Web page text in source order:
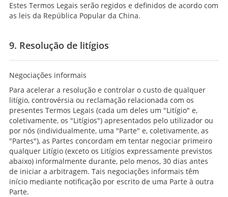
Estes Termos Legais serão regidos e definidos de acordo com
as leis da República Popular da China.
9. Resolução de litígios
Negociações informais
Para acelerar a resolução e controlar o custo de qualquer
litígio, controvérsia ou reclamação relacionada com os
presentes Termos Legais (cada um deles um "Litígio" e,
coletivamente, os "Litígios") apresentados pelo utilizador ou
por nós (individualmente, uma "Parte" e, coletivamente, as
"Partes"), as Partes concordam em tentar negociar primeiro
qualquer Litígio (exceto os Litígios expressamente previstos
abaixo) informalmente durante, pelo menos, 30 dias antes
de iniciar a arbitragem. Tais negociações informais têm
início mediante notificação por escrito de uma Parte à outra
Parte.